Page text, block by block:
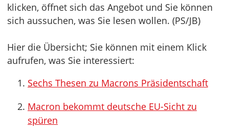
klicken, öffnet sich das Angebot und Sie können
sich aussuchen, was Sie lesen wollen. (PS/JB)
Hier die Übersicht; Sie können mit einem Klick
aufrufen, was Sie interessiert:
Sechs Thesen zu Macrons Präsidentschaft
Macron bekommt deutsche EU-Sicht zu
spüren